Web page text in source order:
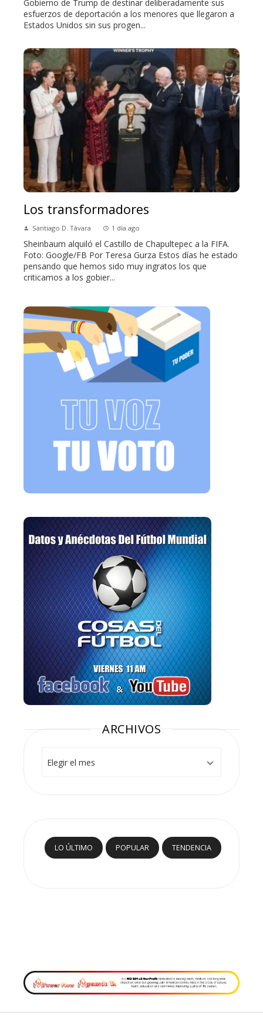
Gobierno de Trump de destinar deliberadamente sus
esfuerzos de deportación a los menores que llegaron a
Estados Unidos sin sus progen...
Los transformadores
Santiago D. Távara 1 día ago
Sheinbaum alquiló el Castillo de Chapultepec a la FIFA.
Foto: Google/FB Por Teresa Gurza Estos días he estado
pensando que hemos sido muy ingratos los que
criticamos a los gobier...
ARCHIVOS
LO ÚLTIMO POPULAR TENDENCIA